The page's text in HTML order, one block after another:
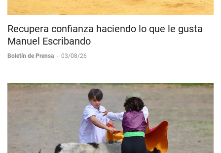
Recupera confianza haciendo lo que le gusta
Manuel Escribando
Boletín de Prensa - 03/08/26